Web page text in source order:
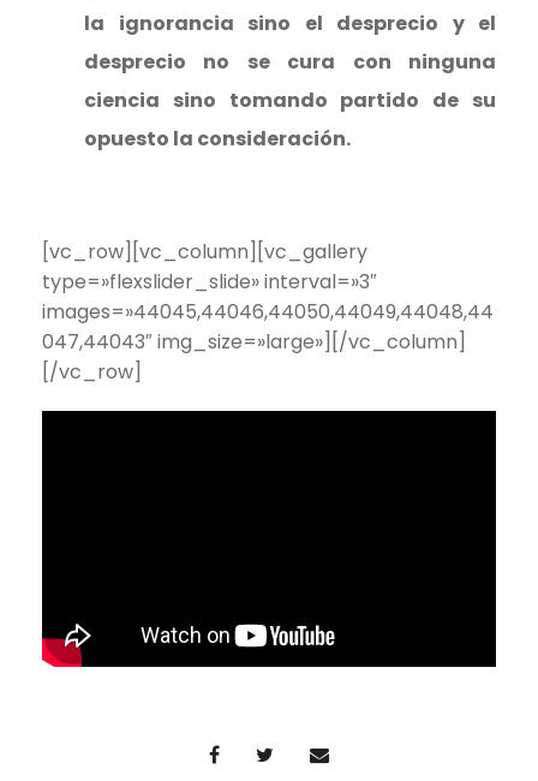
la ignorancia sino el desprecio y el
desprecio no se cura con ninguna
ciencia sino tomando partido de su
opuesto la consideración.
[vc_row][vc_column][vc_gallery
type=»flexslider_slide» interval=»3″
images=»44045,44046,44050,44049,44048,44
047,44043″ img_size=»large»][/vc_column]
[/vc_row]